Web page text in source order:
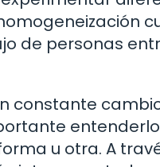
de personas
constante
u otra. A